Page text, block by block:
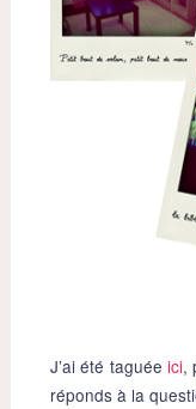
J’ai été taguée ici,
réponds à la